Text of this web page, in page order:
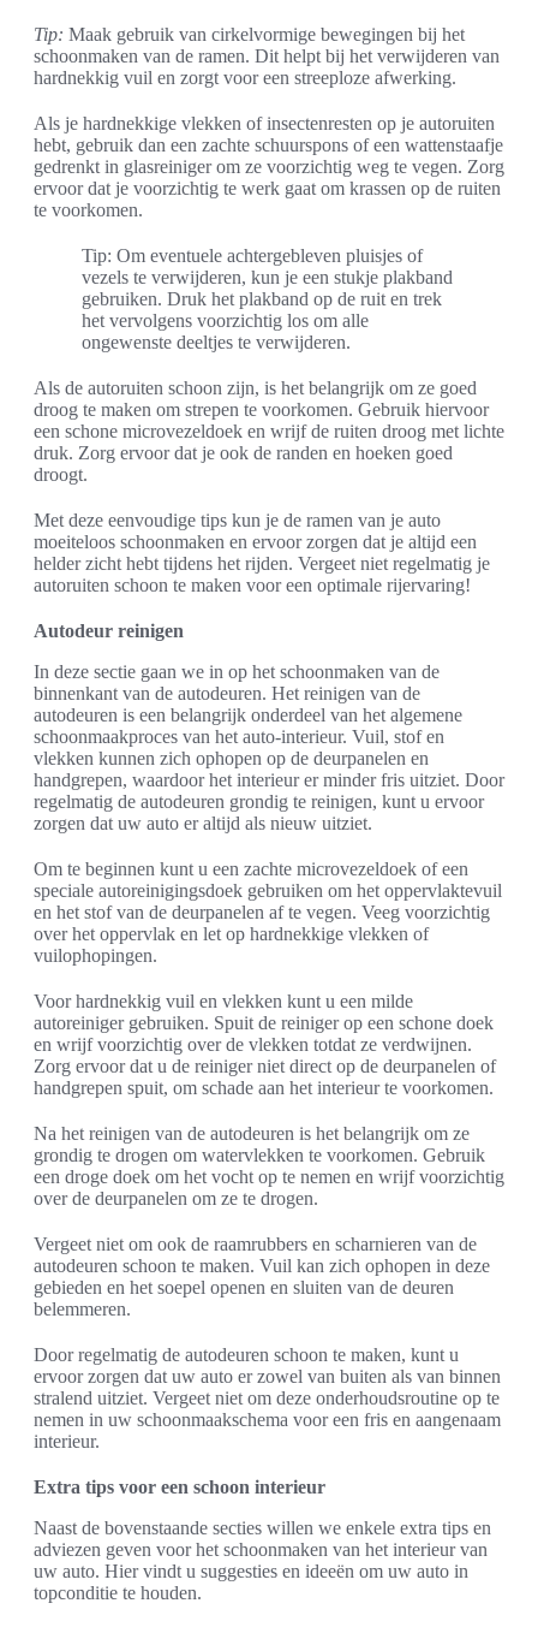
Tip: Maak gebruik van cirkelvormige bewegingen bij het
schoonmaken van de ramen. Dit helpt bij het verwijderen van
hardnekkig vuil en zorgt voor een streeploze afwerking.
Als je hardnekkige vlekken of insectenresten op je autoruiten
hebt, gebruik dan een zachte schuurspons of een wattenstaafje
gedrenkt in glasreiniger om ze voorzichtig weg te vegen. Zorg
ervoor dat je voorzichtig te werk gaat om krassen op de ruiten
te voorkomen.
Tip: Om eventuele achtergebleven pluisjes of
vezels te verwijderen, kun je een stukje plakband
gebruiken. Druk het plakband op de ruit en trek
het vervolgens voorzichtig los om alle
ongewenste deeltjes te verwijderen.
Als de autoruiten schoon zijn, is het belangrijk om ze goed
droog te maken om strepen te voorkomen. Gebruik hiervoor
een schone microvezeldoek en wrijf de ruiten droog met lichte
druk. Zorg ervoor dat je ook de randen en hoeken goed
droogt.
Met deze eenvoudige tips kun je de ramen van je auto
moeiteloos schoonmaken en ervoor zorgen dat je altijd een
helder zicht hebt tijdens het rijden. Vergeet niet regelmatig je
autoruiten schoon te maken voor een optimale rijervaring!
Autodeur reinigen
In deze sectie gaan we in op het schoonmaken van de
binnenkant van de autodeuren. Het reinigen van de
autodeuren is een belangrijk onderdeel van het algemene
schoonmaakproces van het auto-interieur. Vuil, stof en
vlekken kunnen zich ophopen op de deurpanelen en
handgrepen, waardoor het interieur er minder fris uitziet. Door
regelmatig de autodeuren grondig te reinigen, kunt u ervoor
zorgen dat uw auto er altijd als nieuw uitziet.
Om te beginnen kunt u een zachte microvezeldoek of een
speciale autoreinigingsdoek gebruiken om het oppervlaktevuil
en het stof van de deurpanelen af te vegen. Veeg voorzichtig
over het oppervlak en let op hardnekkige vlekken of
vuilophopingen.
Voor hardnekkig vuil en vlekken kunt u een milde
autoreiniger gebruiken. Spuit de reiniger op een schone doek
en wrijf voorzichtig over de vlekken totdat ze verdwijnen.
Zorg ervoor dat u de reiniger niet direct op de deurpanelen of
handgrepen spuit, om schade aan het interieur te voorkomen.
Na het reinigen van de autodeuren is het belangrijk om ze
grondig te drogen om watervlekken te voorkomen. Gebruik
een droge doek om het vocht op te nemen en wrijf voorzichtig
over de deurpanelen om ze te drogen.
Vergeet niet om ook de raamrubbers en scharnieren van de
autodeuren schoon te maken. Vuil kan zich ophopen in deze
gebieden en het soepel openen en sluiten van de deuren
belemmeren.
Door regelmatig de autodeuren schoon te maken, kunt u
ervoor zorgen dat uw auto er zowel van buiten als van binnen
stralend uitziet. Vergeet niet om deze onderhoudsroutine op te
nemen in uw schoonmaakschema voor een fris en aangenaam
interieur.
Extra tips voor een schoon interieur
Naast de bovenstaande secties willen we enkele extra tips en
adviezen geven voor het schoonmaken van het interieur van
uw auto. Hier vindt u suggesties en ideeën om uw auto in
topconditie te houden.